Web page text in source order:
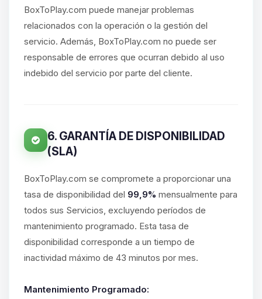
BoxToPlay.com puede manejar problemas
relacionados con la operación o la gestión del
servicio. Además, BoxToPlay.com no puede ser
responsable de errores que ocurran debido al uso
indebido del servicio por parte del cliente.
6. GARANTÍA DE DISPONIBILIDAD
(SLA)
BoxToPlay.com se compromete a proporcionar una
tasa de disponibilidad del 99,9% mensualmente para
todos sus Servicios, excluyendo períodos de
mantenimiento programado. Esta tasa de
disponibilidad corresponde a un tiempo de
inactividad máximo de 43 minutos por mes.
Mantenimiento Programado: